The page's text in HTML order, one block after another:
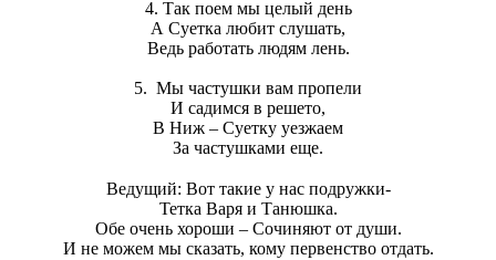
4. Так поем мы целый день
А Суетка любит слушать,
Ведь работать людям лень.
5. Мы частушки вам пропели
И садимся в решето,
В Ниж – Суетку уезжаем
За частушками еще.
Ведущий: Вот такие у нас подружки-
Тетка Варя и Танюшка.
Обе очень хороши – Сочиняют от души.
И не можем мы сказать, кому первенство отдать.